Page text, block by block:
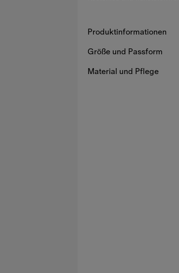
Produktinformationen
Größe und Passform
Material und Pflege